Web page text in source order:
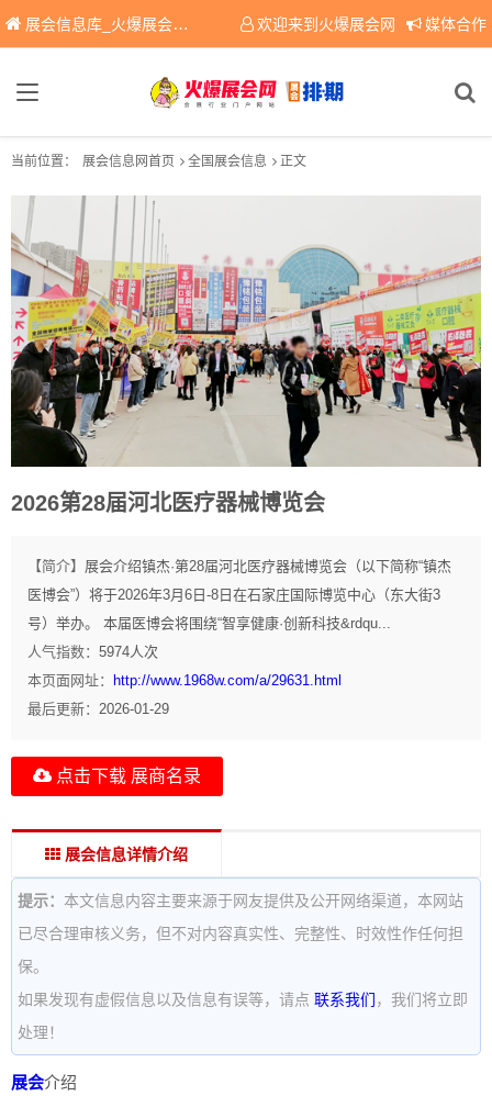
展会信息库_火爆展会网免费展会信息查询平台，提供专业会展服务！ 欢迎来到火爆展会网 媒体合作
当前位置： 展会信息网首页 全国展会信息 正文
2026第28届河北医疗器械博览会
【简介】 展会介绍镇杰·第28届河北医疗器械博览会（以下简称“镇杰
医博会”）将于2026年3月6日-8日在石家庄国际博览中心（东大街3
号）举办。 本届医博会将围绕“智享健康·创新科技&rdqu...
人气指数： 5974人次
本页面网址：
http://www.1968w.com/a/29631.html
最后更新： 2026-01-29
点击下载 展商名录
展会信息详情介绍
提示： 本文信息内容主要来源于网友提供及公开网络渠道，本网站
已尽合理审核义务，但不对内容真实性、完整性、时效性作任何担
保。
如果发现有虚假信息以及信息有误等，请点 联系我们 ，我们将立即
处理！
展会介绍